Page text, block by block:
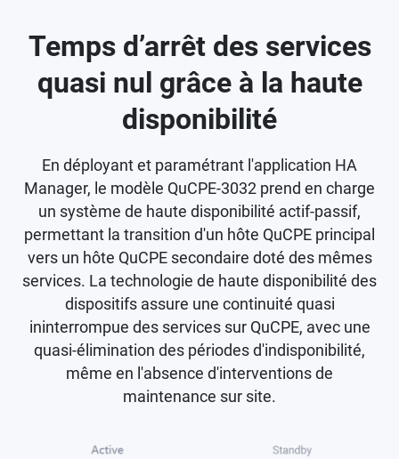
Temps d’arrêt des services
quasi nul grâce à la haute
disponibilité
En déployant et paramétrant l'application HA
Manager, le modèle QuCPE-3032 prend en charge
un système de haute disponibilité actif-passif,
permettant la transition d'un hôte QuCPE principal
vers un hôte QuCPE secondaire doté des mêmes
services. La technologie de haute disponibilité des
dispositifs assure une continuité quasi
ininterrompue des services sur QuCPE, avec une
quasi-élimination des périodes d'indisponibilité,
même en l'absence d'interventions de
maintenance sur site.